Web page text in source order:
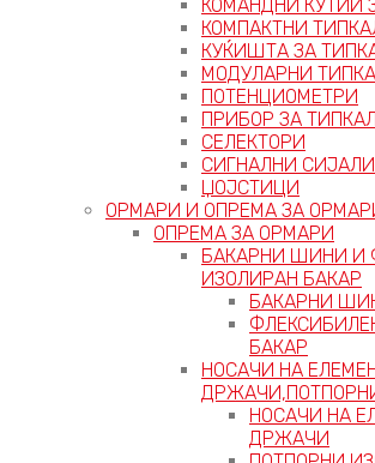
КОМАНДНИ КУТИИ
КОМПАКТНИ
КУЌИШТА ЗА
МОДУЛАРНИ
ПОТЕНЦИОМЕТРИ
ПРИБОР ЗА
СЕЛЕКТОРИ
СИГНАЛНИ
ЏОЈСТИЦИ
ОРМАРИ И ОПРЕМА ЗА
ОПРЕМА ЗА ОРМАРИ
БАКАРНИ ШИНИ И
ИЗОЛИРАН БАКАР
БАКАРНИ
БАКАР
НОСАЧИ НА
НОСАЧИ НА
ДРЖАЧИ